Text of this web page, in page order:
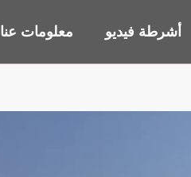
أشرطة فيديو معلومات عنا